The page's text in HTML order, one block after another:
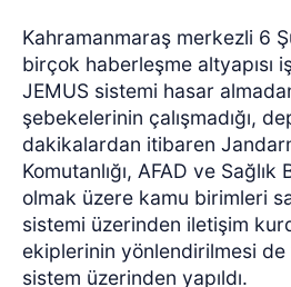
Kahramanmaraş merkezli 6
birçok haberleşme altyapısı
JEMUS sistemi hasar
şebekelerinin çalışmadığı,
dakikalardan itibaren
Komutanlığı, AFAD ve Sağlık
olmak üzere kamu birimleri
sistemi üzerinden iletişim
ekiplerinin yönlendirilmesi
sistem üzerinden yapıldı.